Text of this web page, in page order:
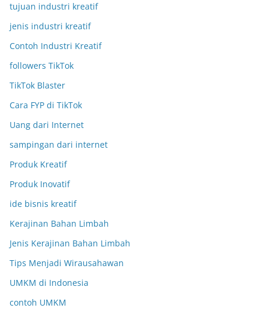
tujuan industri kreatif
jenis industri kreatif
Contoh Industri Kreatif
followers TikTok
TikTok Blaster
Cara FYP di TikTok
Uang dari Internet
sampingan dari internet
Produk Kreatif
Produk Inovatif
ide bisnis kreatif
Kerajinan Bahan Limbah
Jenis Kerajinan Bahan Limbah
Tips Menjadi Wirausahawan
UMKM di Indonesia
contoh UMKM